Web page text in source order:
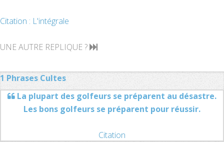
Citation : L'intégrale
UNE AUTRE REPLIQUE ?
1 Phrases Cultes
La plupart des golfeurs se préparent au désastre.
Les bons golfeurs se préparent pour réussir.
Citation